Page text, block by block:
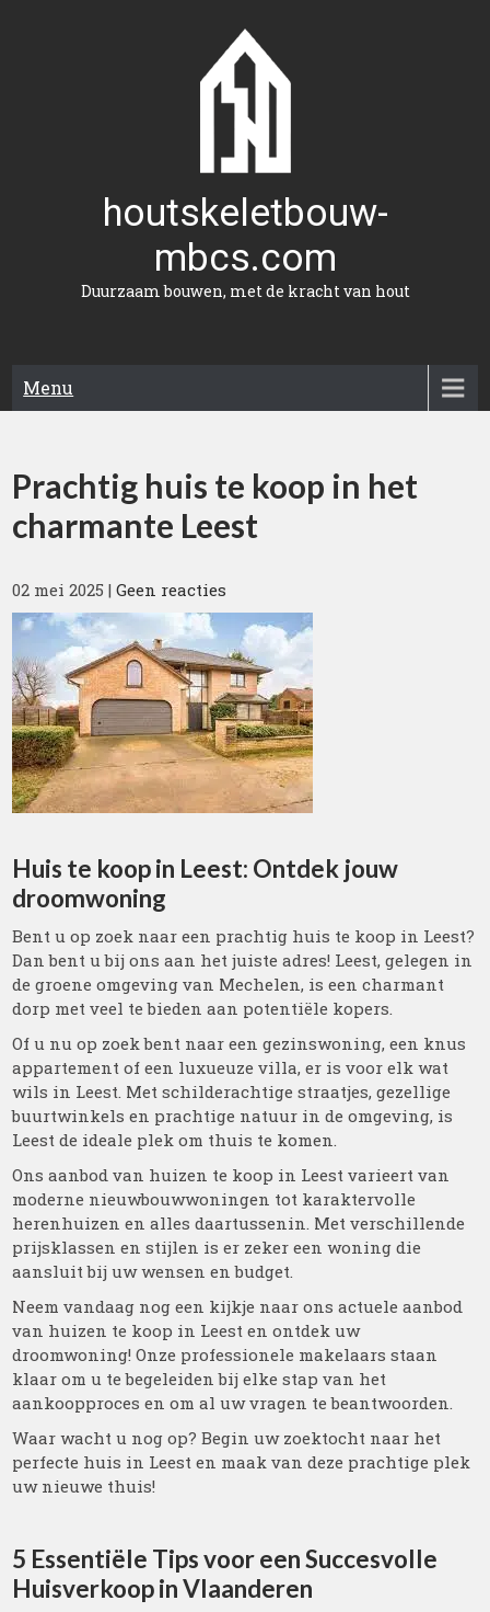
houtskeletbouw-
mbcs.com
Duurzaam bouwen, met de kracht van hout
Menu
Prachtig huis te koop in het
charmante Leest
02 mei 2025 |Geen reacties
Huis te koop in Leest: Ontdek jouw
droomwoning
Bent u op zoek naar een prachtig huis te koop in Leest?
Dan bent u bij ons aan het juiste adres! Leest, gelegen in
de groene omgeving van Mechelen, is een charmant
dorp met veel te bieden aan potentiële kopers.
Of u nu op zoek bent naar een gezinswoning, een knus
appartement of een luxueuze villa, er is voor elk wat
wils in Leest. Met schilderachtige straatjes, gezellige
buurtwinkels en prachtige natuur in de omgeving, is
Leest de ideale plek om thuis te komen.
Ons aanbod van huizen te koop in Leest varieert van
moderne nieuwbouwwoningen tot karaktervolle
herenhuizen en alles daartussenin. Met verschillende
prijsklassen en stijlen is er zeker een woning die
aansluit bij uw wensen en budget.
Neem vandaag nog een kijkje naar ons actuele aanbod
van huizen te koop in Leest en ontdek uw
droomwoning! Onze professionele makelaars staan
klaar om u te begeleiden bij elke stap van het
aankoopproces en om al uw vragen te beantwoorden.
Waar wacht u nog op? Begin uw zoektocht naar het
perfecte huis in Leest en maak van deze prachtige plek
uw nieuwe thuis!
5 Essentiële Tips voor een Succesvolle
Huisverkoop in Vlaanderen